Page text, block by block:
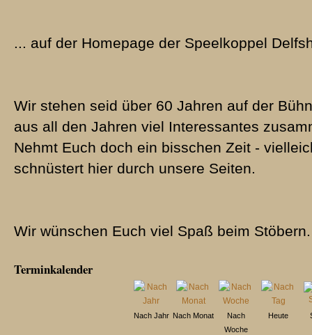
Das weer een Schuss in de Büx!
Familie Pingel
Verdreite Verwandschaft
Piepen foer de Peer
... auf der Homepage der Speelkoppel
Wir stehen seid über 60 Jahren auf der
aus all den Jahren viel Interessantes
Nehmt Euch doch ein bisschen Zeit -
schnüstert hier durch unsere Seiten.
Wir wünschen Euch viel Spaß beim Stöbern.
Terminkalender
Nach Jahr Nach Monat
Nach
Woche
Heute